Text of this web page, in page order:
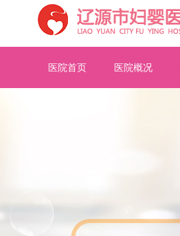
医院首页 医院概况